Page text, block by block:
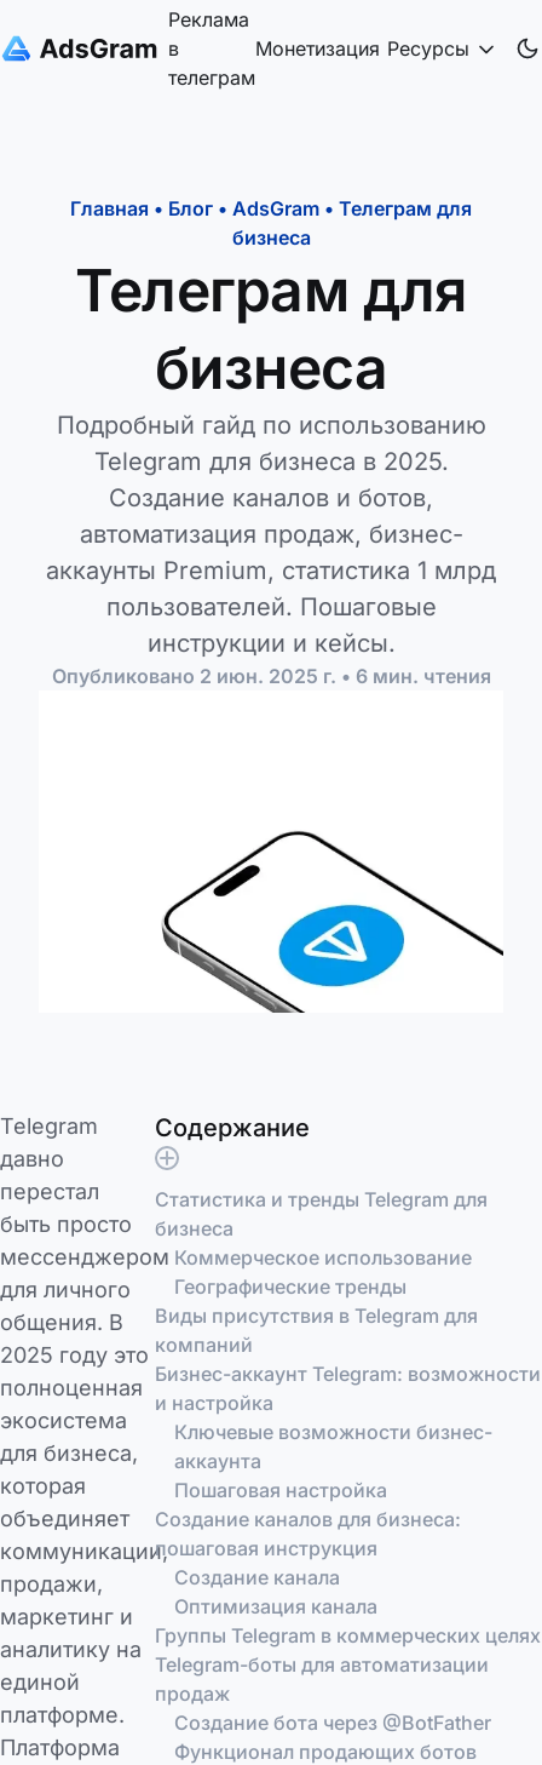
Реклама
в
телеграм
Монетизация Ресурсы
Главная • Блог • AdsGram • Телеграм для
бизнеса
Телеграм для
бизнеса
Подробный гайд по использованию
Telegram для бизнеса в 2025.
Создание каналов и ботов,
автоматизация продаж, бизнес-
аккаунты Premium, статистика 1 млрд
пользователей. Пошаговые
инструкции и кейсы.
Опубликовано 2 июн. 2025 г. • 6 мин. чтения
Содержание
Статистика и тренды Telegram для
бизнеса
Коммерческое использование
Географические тренды
Виды присутствия в Telegram для
компаний
Бизнес-аккаунт Telegram: возможности
и настройка
Ключевые возможности бизнес-
аккаунта
Пошаговая настройка
Создание каналов для бизнеса:
пошаговая инструкция
Создание канала
Оптимизация канала
Группы Telegram в коммерческих целях
Telegram-боты для автоматизации
продаж
Создание бота через @BotFather
Функционал продающих ботов
Telegram
давно
перестал
быть просто
мессенджером
для личного
общения. В
2025 году это
полноценная
экосистема
для бизнеса,
которая
объединяет
коммуникации,
продажи,
маркетинг и
аналитику на
единой
платформе.
Платформа